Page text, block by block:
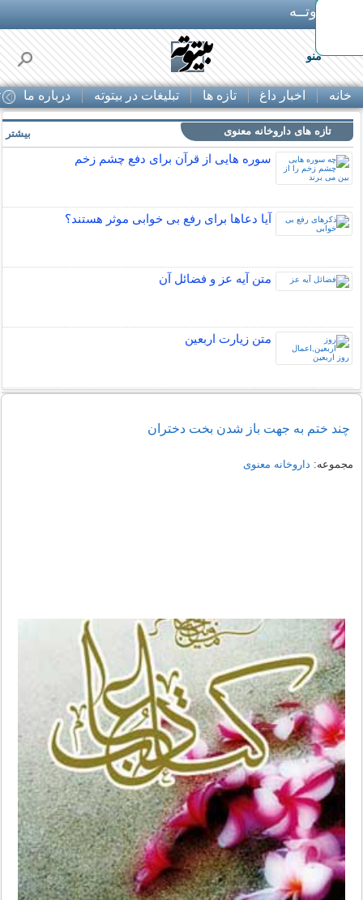
بـیتوتــه
منو
خانه اخبار داغ تازه ها تبلیغات در بیتوته درباره ما
تازه های داروخانه معنوی
سوره هایی از قرآن برای دفع چشم زخم
آیا دعاها برای رفع بی خوابی موثر هستند؟
متن آیه عز و فضائل آن
متن زيارت اربعين
بیشتر
چند ختم به جهت باز شدن بخت دختران
مجموعه: داروخانه معنوی